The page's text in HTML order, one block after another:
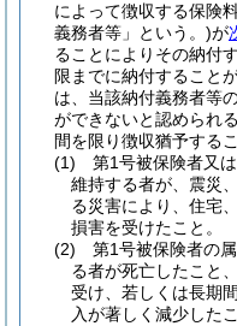
によって徴収する保険
義務者等」という。)が
ることによりその納付
限までに納付すること
は、当該納付義務者等
ができないと認められ
間を限り徴収猶予する
(1)
第1号被保険者又
維持する者が、震災
る災害により、住宅
損害を受けたこと。
(2)
第1号被保険者の
る者が死亡したこと
受け、若しくは長期
入が著しく減少したこ